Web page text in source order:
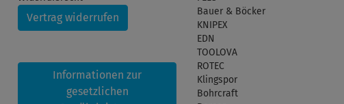
Vertrag widerrufen
Informationen zur
gesetzlichen
Bauer & Böcker
KNIPEX
EDN
TOOLOVA
ROTEC
Klingspor
Bohrcraft